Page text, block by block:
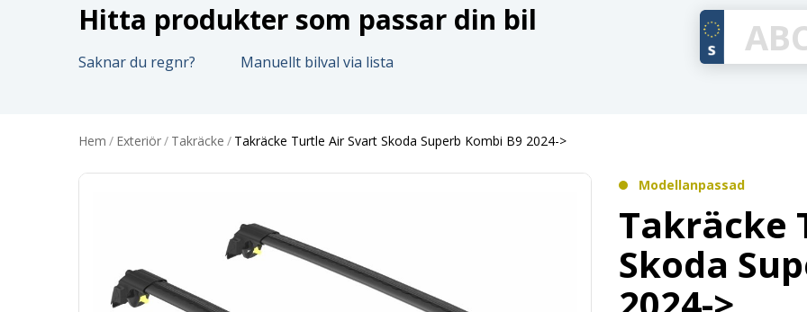
Hitta produkter som passar din bil
Saknar du regnr? Manuellt bilval via lista
Hem / Exteriör/ Takräcke / Takräcke Turtle Air Svart Skoda Superb Kombi B9 2024->
Modellanpassad
Takräcke
Skoda